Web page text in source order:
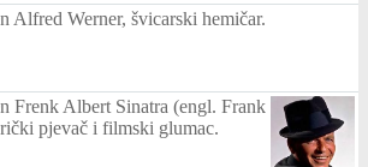
Alfred Werner, švicarski hemičar.
Frenk Albert Sinatra (engl. Frank
pjevač i filmski glumac.